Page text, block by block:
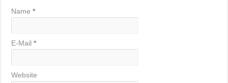
Name*
E-Mail*
Website